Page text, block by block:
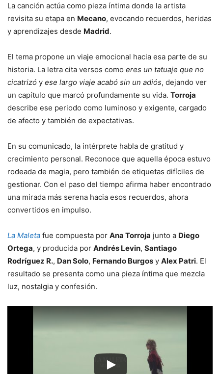
La canción actúa como pieza íntima donde la artista
revisita su etapa en Mecano, evocando recuerdos, heridas
y aprendizajes desde Madrid.
El tema propone un viaje emocional hacia esa parte de su
historia. La letra cita versos como eres un tatuaje que no
cicatrizó y ese largo viaje acabó sin un adiós, dejando ver
un capítulo que marcó profundamente su vida. Torroja
describe ese periodo como luminoso y exigente, cargado
de afecto y también de expectativas.
En su comunicado, la intérprete habla de gratitud y
crecimiento personal. Reconoce que aquella época estuvo
rodeada de magia, pero también de etiquetas difíciles de
gestionar. Con el paso del tiempo afirma haber encontrado
una mirada más serena hacia esos recuerdos, ahora
convertidos en impulso.
La Maleta fue compuesta por Ana Torroja junto a Diego
Ortega, y producida por Andrés Levin, Santiago
Rodríguez R., Dan Solo, Fernando Burgos y Alex Patri. El
resultado se presenta como una pieza íntima que mezcla
luz, nostalgia y confesión.